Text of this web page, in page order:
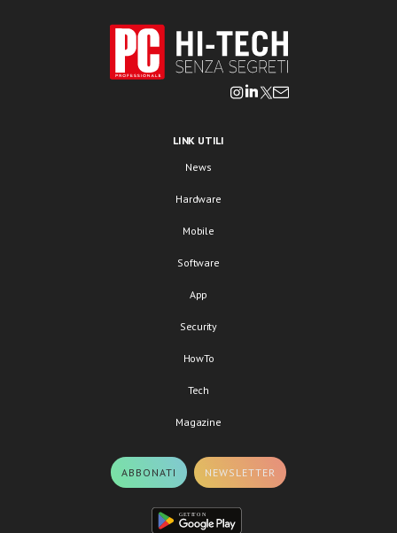
LINK UTILI
News
Hardware
Mobile
Software
App
Security
HowTo
Tech
Magazine
ABBONATI NEWSLETTER